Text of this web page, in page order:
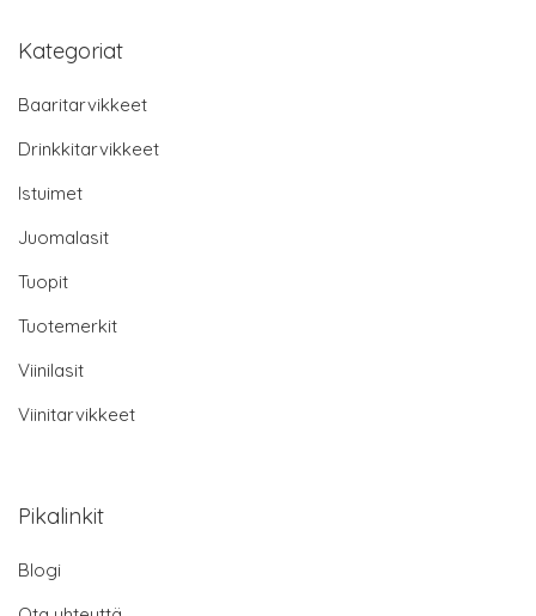
Kategoriat
Baaritarvikkeet
Drinkkitarvikkeet
Istuimet
Juomalasit
Tuopit
Tuotemerkit
Viinilasit
Viinitarvikkeet
Pikalinkit
Blogi